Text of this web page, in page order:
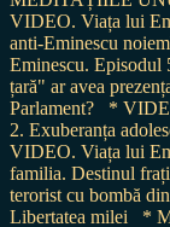
VIDEO. Viața lui
anti-Eminescu
Eminescu. Episodul
țară" ar avea
Parlament?
*
2. Exuberanța
VIDEO. Viața lui
familia. Destinul
terorist cu bombă
Libertatea milei
*